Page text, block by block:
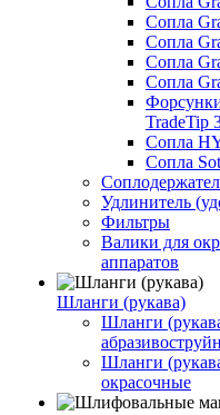
Сопла
Сопла
Сопла
Сопла
TradeTip
Сопла
Сопла
Удлинитель
Фильтры
Валики для
аппаратов
Шланги (рукава)
Шланги
Шланги
окрасочные